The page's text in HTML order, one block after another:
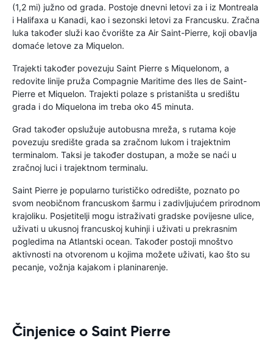
(1,2 mi) južno od grada. Postoje dnevni letovi za i iz Montreala
i Halifaxa u Kanadi, kao i sezonski letovi za Francusku. Zračna
luka također služi kao čvorište za Air Saint-Pierre, koji obavlja
domaće letove za Miquelon.
Trajekti također povezuju Saint Pierre s Miquelonom, a
redovite linije pruža Compagnie Maritime des Iles de Saint-
Pierre et Miquelon. Trajekti polaze s pristaništa u središtu
grada i do Miquelona im treba oko 45 minuta.
Grad također opslužuje autobusna mreža, s rutama koje
povezuju središte grada sa zračnom lukom i trajektnim
terminalom. Taksi je također dostupan, a može se naći u
zračnoj luci i trajektnom terminalu.
Saint Pierre je popularno turističko odredište, poznato po
svom neobičnom francuskom šarmu i zadivljujućem prirodnom
krajoliku. Posjetitelji mogu istraživati ​​gradske povijesne ulice,
uživati ​​u ukusnoj francuskoj kuhinji i uživati ​​u prekrasnim
pogledima na Atlantski ocean. Također postoji mnoštvo
aktivnosti na otvorenom u kojima možete uživati, kao što su
pecanje, vožnja kajakom i planinarenje.
Činjenice o Saint Pierre